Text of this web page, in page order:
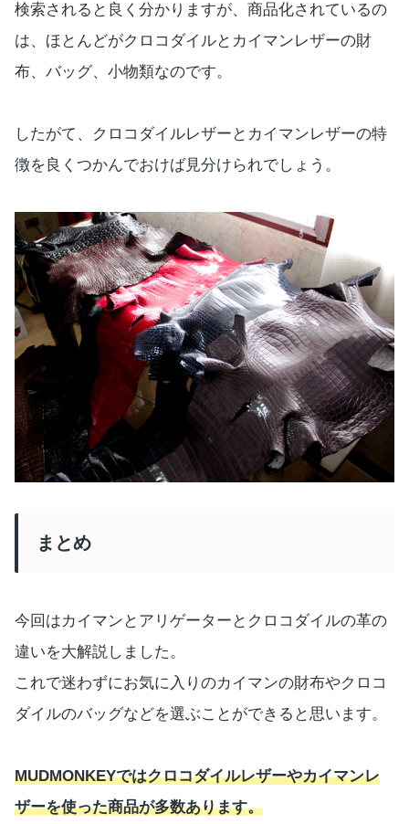
検索されると良く分かりますが、商品化されているの
は、ほとんどがクロコダイルとカイマンレザーの財
布、バッグ、小物類なのです。
したがて、クロコダイルレザーとカイマンレザーの特
徴を良くつかんでおけば見分けられでしょう。
まとめ
今回はカイマンとアリゲーターとクロコダイルの革の
違いを大解説しました。
これで迷わずにお気に入りのカイマンの財布やクロコ
ダイルのバッグなどを選ぶことができると思います。
MUDMONKEYではクロコダイルレザーやカイマンレ
ザーを使った商品が多数あります。